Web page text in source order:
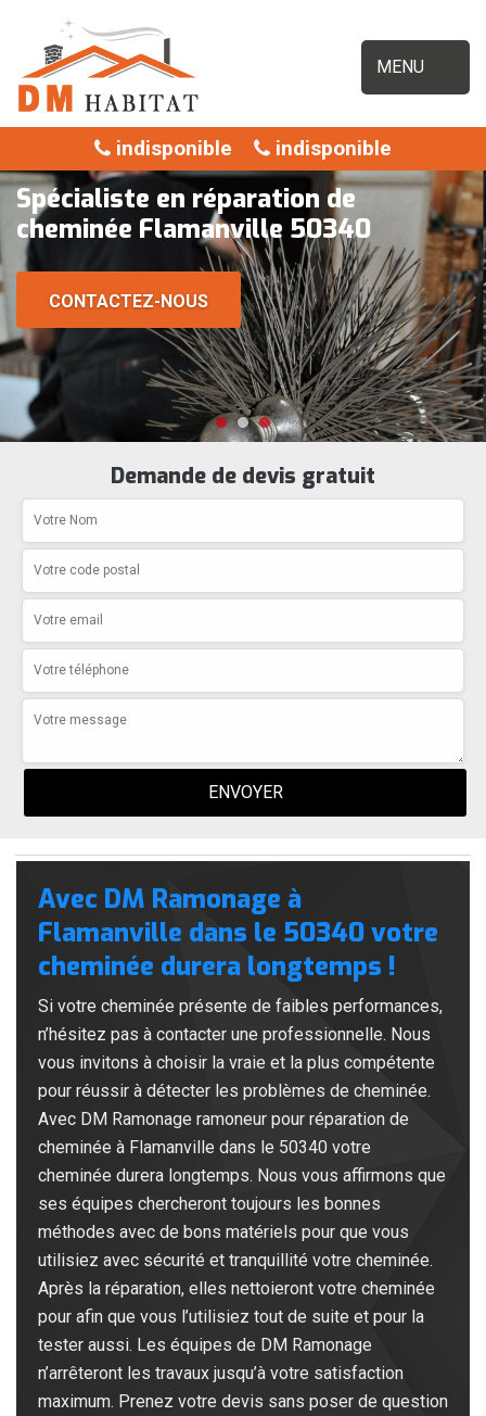
MENU
indisponible indisponible
Spécialiste en réparation de
cheminée Flamanville 50340
CONTACTEZ-NOUS
Demande de devis gratuit
Avec DM Ramonage à
Flamanville dans le 50340 votre
cheminée durera longtemps !
Si votre cheminée présente de faibles performances,
n’hésitez pas à contacter une professionnelle. Nous
vous invitons à choisir la vraie et la plus compétente
pour réussir à détecter les problèmes de cheminée.
Avec DM Ramonage ramoneur pour réparation de
cheminée à Flamanville dans le 50340 votre
cheminée durera longtemps. Nous vous affirmons que
ses équipes chercheront toujours les bonnes
méthodes avec de bons matériels pour que vous
utilisiez avec sécurité et tranquillité votre cheminée.
Après la réparation, elles nettoieront votre cheminée
pour afin que vous l’utilisiez tout de suite et pour la
tester aussi. Les équipes de DM Ramonage
n’arrêteront les travaux jusqu’à votre satisfaction
maximum. Prenez votre devis sans poser de question